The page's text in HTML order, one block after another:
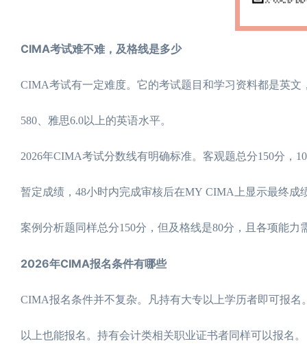
CIMA考试难不难，及格线是多少
CIMA考试有一定难度。它的考试题目和学习资料都是英
580、雅思6.0以上的英语水平。
2026年CIMA考试分数线有明确标准。客观题总分150分，
暂定成绩，48小时内完成审核后在MY CIMA上显示最终成
案例分析题同样总分150分，但及格线是80分，且各项能
2026年CIMA报名条件有哪些
CIMA报名条件并不复杂。凡持有大专以上学历者即可报
以上也能报名。持有会计类相关职业证书者同样可以报名。